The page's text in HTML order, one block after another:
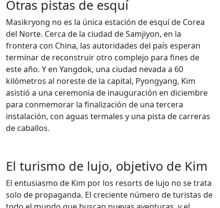
Otras pistas de esquí
Masikryong no es la única estación de esquí de Corea
del Norte. Cerca de la ciudad de Samjiyon, en la
frontera con China, las autoridades del país esperan
terminar de reconstruir otro complejo para fines de
este año. Y en Yangdok, una ciudad nevada a 60
kilómetros al noreste de la capital, Pyongyang, Kim
asistió a una ceremonia de inauguración en diciembre
para conmemorar la finalización de una tercera
instalación, con aguas termales y una pista de carreras
de caballos.
El turismo de lujo, objetivo de Kim
El entusiasmo de Kim por los resorts de lujo no se trata
solo de propaganda. El creciente número de turistas de